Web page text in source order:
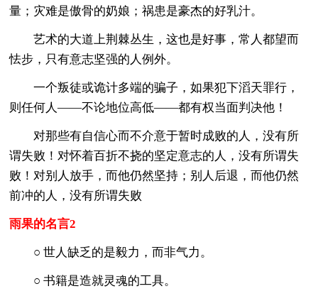
量；灾难是傲骨的奶娘；祸患是豪杰的好乳汁。
艺术的大道上荆棘丛生，这也是好事，常人都望而
怯步，只有意志坚强的人例外。
一个叛徒或诡计多端的骗子，如果犯下滔天罪行，
则任何人——不论地位高低——都有权当面判决他！
对那些有自信心而不介意于暂时成败的人，没有所
谓失败！对怀着百折不挠的坚定意志的人，没有所谓失
败！对别人放手，而他仍然坚持；别人后退，而他仍然
前冲的人，没有所谓失败
雨果的名言2
○ 世人缺乏的是毅力，而非气力。
○ 书籍是造就灵魂的工具。